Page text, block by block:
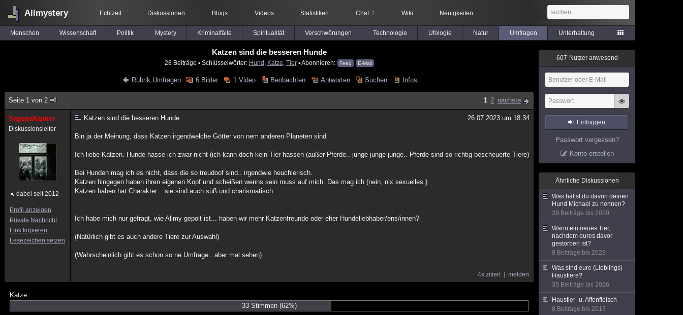
Allmystery Echtzeit Diskussionen Blogs Videos Statistiken Chat 2 Wiki Neuigkeiten
Menschen Wissenschaft Politik Mystery Kriminalfälle Spiritualität Verschwörungen Technologie Ufologie Natur Umfragen Unterhaltung
Katzen sind die besseren Hunde
28 Beiträge ▪ Schlüsselwörter: Hund Katze Tier▪ Abonnieren: Feed E-Mail
Rubrik Umfragen 6 Bilder 1 Video Beobachten Antworten Suchen Infos
Seite 1 von 2 1 2 nächste
SagopaKajmer
Diskussionsleiter
dabei seit 2012
Profil anzeigen
Private Nachricht
Link kopieren
Lesezeichen setzen
Katzen sind die besseren Hunde 26.07.2023 um 18:34
Bin ja der Meinung, dass Katzen irgendwelche Götter von nem anderen Planeten sind
Ich liebe Katzen. Hunde hasse ich zwar nicht (ich kann doch kein Tier hassen (außer Pferde.. junge junge junge.. Pferde sind so richtig bescheuerte Tiere)
Bei Hunden mag ich es nicht, dass die so treudoof sind.. irgendwie heuchlerisch.
Katzen hingegen haben ihren eigenen Kopf und scheißen wenns sein muss auf mich. Das mag ich (nein, nix sexuelles.)
Katzen haben hat Charakter... sie sind auch süß und charismatisch
Ich habe mich nur gefragt, wie Allmy gepolt ist... haben wir mehr Katzenfreunde oder eher Hundeliebhaber/ens/innen?
(Natürlich gibt es auch andere Tiere zur Auswahl)
(Wahrscheinlich gibt es schon so ne Umfrage.. aber mal sehen)
4x zitiert melden
Katze
33 Stimmen (62%)
607 Nutzer anwesend
Einloggen
Passwort vergessen?
Konto erstellen
Ähnliche Diskussionen
Was hältst du davon deinen
Hund Michael zu nennen?
39 Beiträge bis 2020
Wann ein neues Tier,
nachdem eures davor
gestorben ist?
8 Beiträge bis 2023
Was sind eure (Lieblings)
Haustiere?
35 Beiträge bis 2026
Haustier- u. Affenfleisch
8 Beiträge bis 2013